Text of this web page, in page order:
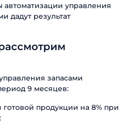
управления
дадут результат
запасами
9 месяцев:
продукции на 8% при